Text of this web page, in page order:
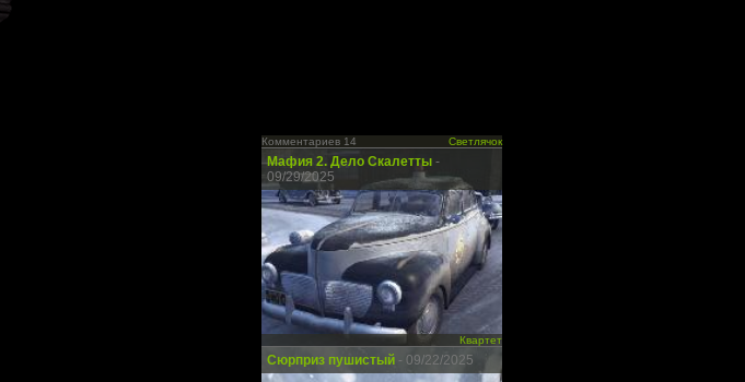
Комментариев 14 Светлячок
Мафия 2. Дело Скалетты -
09/29/2025
Квартет
Сюрприз пушистый - 09/22/2025